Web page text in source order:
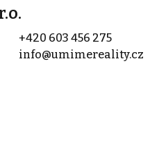
+420 603 456 275
info@umimereality.cz